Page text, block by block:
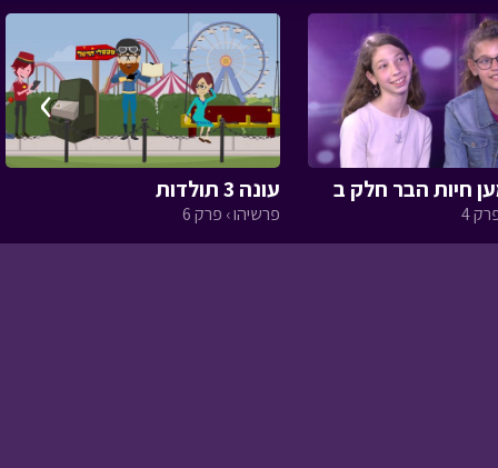
בול בפוני - חבר חדש•
מתוך בול בפוני
4
עונה 3 תולדות
פרשיהו › פרק 6
›